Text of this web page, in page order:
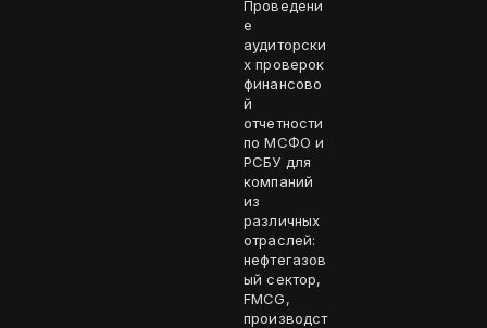
Проведени
е
аудиторски
х проверок
финансово
й
отчетности
по МСФО и
РСБУ для
компаний
из
различных
отраслей:
нефтегазов
ый сектор,
FMCG,
производст